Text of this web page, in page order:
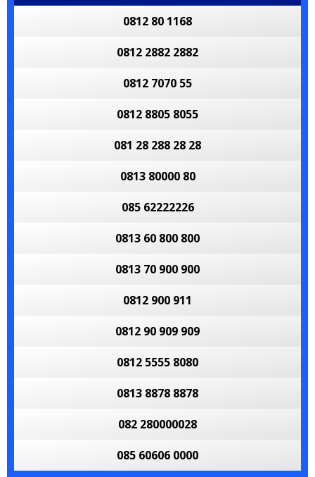
0812 80 1168
0812 2882 2882
0812 7070 55
0812 8805 8055
081 28 288 28 28
0813 80000 80
085 62222226
0813 60 800 800
0813 70 900 900
0812 900 911
0812 90 909 909
0812 5555 8080
0813 8878 8878
082 280000028
085 60606 0000